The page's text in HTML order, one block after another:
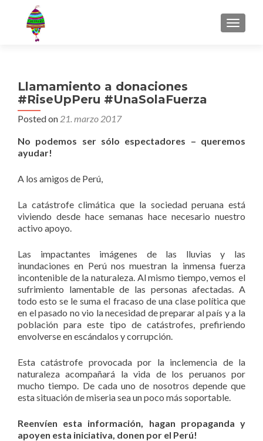
MENU
Llamamiento a donaciones
#RiseUpPeru #UnaSolaFuerza
Posted on 21. marzo 2017
No podemos ser sólo espectadores – queremos
ayudar!
A los amigos de Perú,
La catástrofe climática que la sociedad peruana está
viviendo desde hace semanas hace necesario nuestro
activo apoyo.
Las impactantes imágenes de las lluvias y las
inundaciones en Perú nos muestran la inmensa fuerza
incontenible de la naturaleza. Al mismo tiempo, vemos el
sufrimiento lamentable de las personas afectadas. A
todo esto se le suma el fracaso de una clase política que
en el pasado no vio la necesidad de preparar al país y a la
población para este tipo de catástrofes, prefiriendo
envolverse en escándalos y corrupción.
Esta catástrofe provocada por la inclemencia de la
naturaleza acompañará la vida de los peruanos por
mucho tiempo. De cada uno de nosotros depende que
esta situación de miseria sea un poco más soportable.
Reenvíen esta información, hagan propaganda y
apoyen esta iniciativa, donen por el Perú!